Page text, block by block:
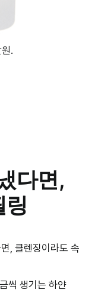
.
다면,
링
, 클렌징이라도 속
씩 생기는 하얀